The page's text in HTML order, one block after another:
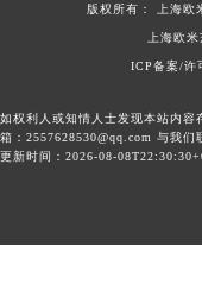
版权所有： 上海
上海欧
ICP备案/许
如权利人或知情人士发现本站内容
箱：2557628530@qq.com 与我
更新时间：2026-08-